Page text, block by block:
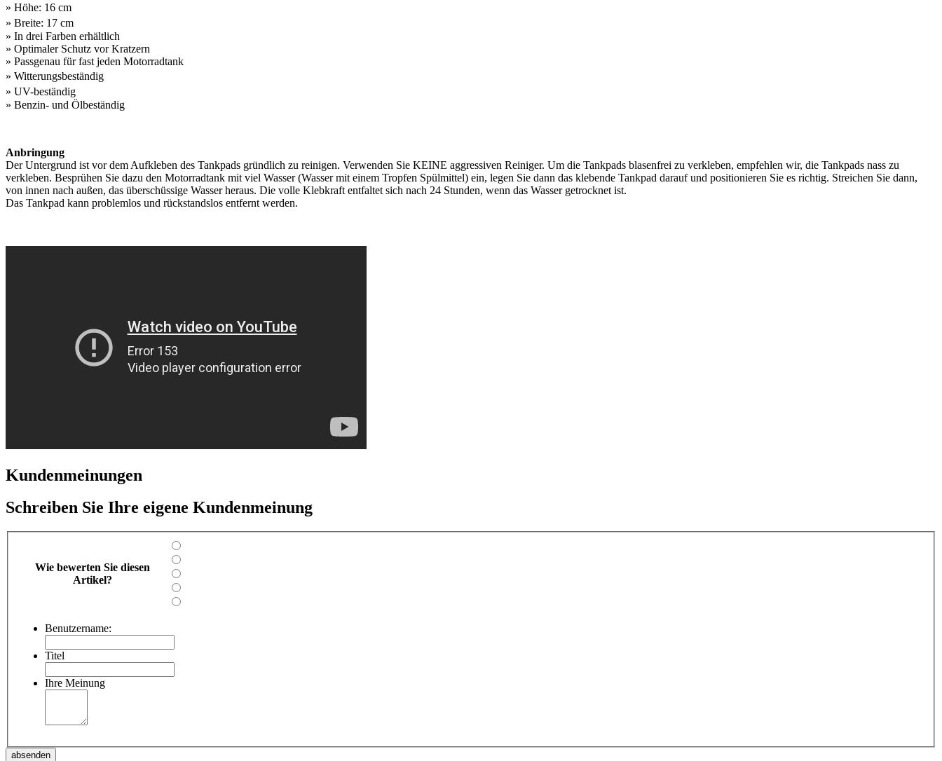
» Höhe: 16 cm
» Breite: 17 cm
» In drei Farben erhältlich
» Optimaler Schutz vor Kratzern
» Passgenau für fast jeden Motorradtank
» Witterungsbeständig
» UV-beständig
» Benzin- und Ölbeständig
Anbringung
Der Untergrund ist vor dem Aufkleben des Tankpads gründlich zu reinigen. Verwenden Sie KEINE aggressiven Reiniger. Um die Tankpads blasenfrei zu verkleben, empfehlen wir, die Tankpads nass zu
verkleben. Besprühen Sie dazu den Motorradtank mit viel Wasser (Wasser mit einem Tropfen Spülmittel) ein, legen Sie dann das klebende Tankpad darauf und positionieren Sie es richtig. Streichen Sie dann,
von innen nach außen, das überschüssige Wasser heraus. Die volle Klebkraft entfaltet sich nach 24 Stunden, wenn das Wasser getrocknet ist.
Das Tankpad kann problemlos und rückstandslos entfernt werden.
Kundenmeinungen
Schreiben Sie Ihre eigene Kundenmeinung
Wie bewerten Sie diesen
Artikel?
Benutzername:
Titel
Ihre Meinung
absenden